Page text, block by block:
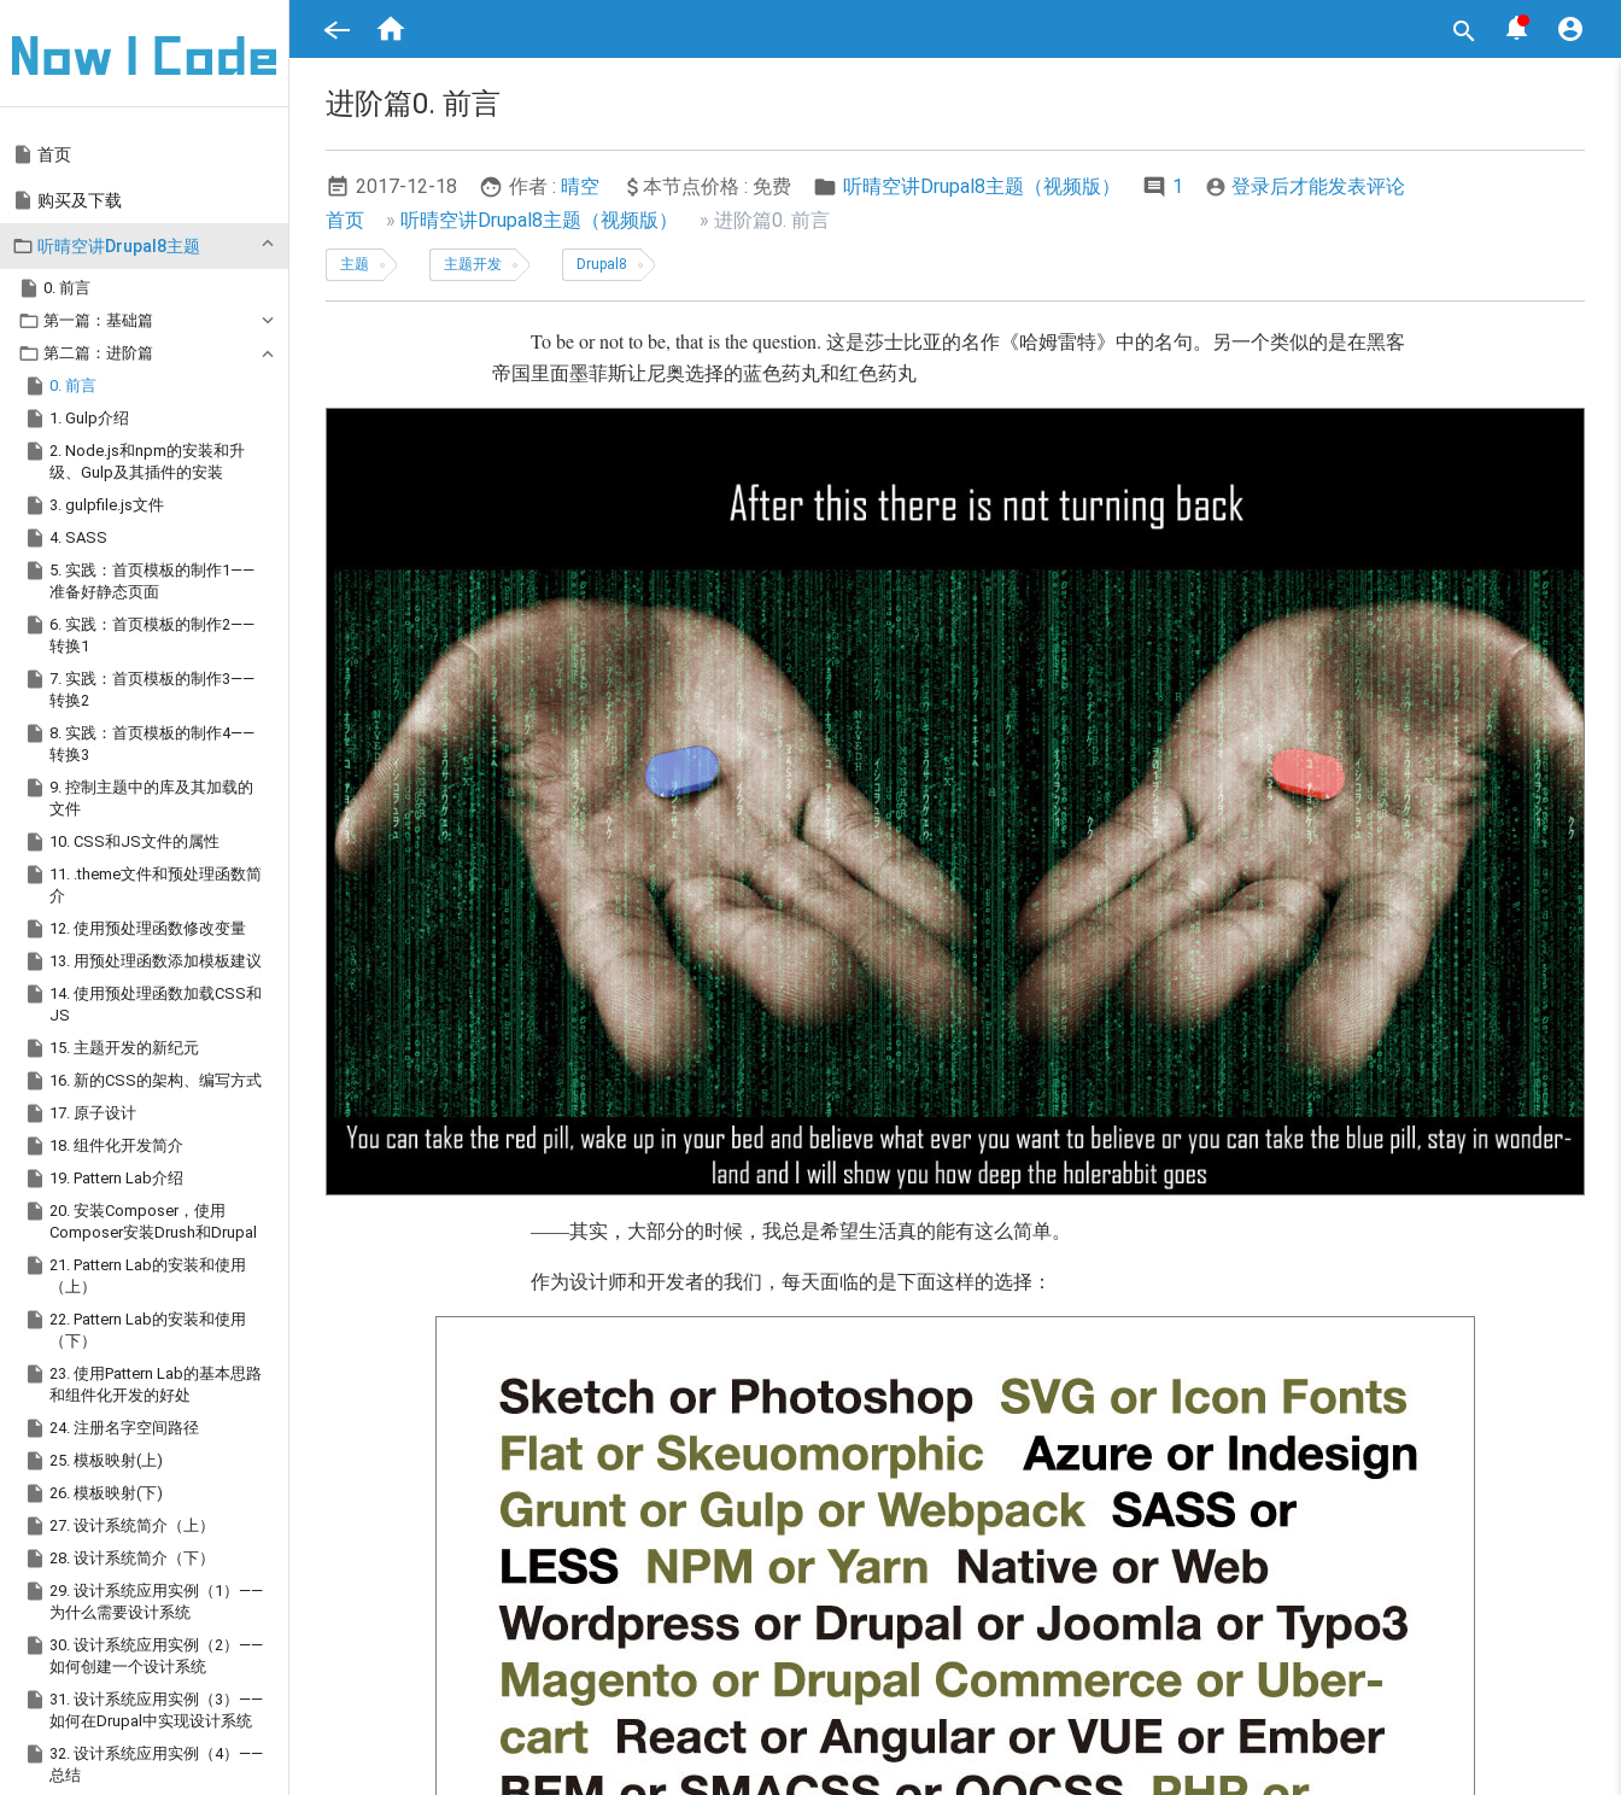
内
 


Main
navigation
 首页
 购买及下载
 听晴空讲Drupal8主题
 0. 前言
 第一篇：基础篇
 第二篇：进阶篇
 0. 前言
 1. Gulp介绍
 2. Node.js和npm的安装和升
级、Gulp及其插件的安装
 3. gulpfile.js文件
 4. SASS
 5. 实践：首页模板的制作1——
准备好静态页面
 6. 实践：首页模板的制作2——
转换1
 7. 实践：首页模板的制作3——
转换2
 8. 实践：首页模板的制作4——
转换3
 9. 控制主题中的库及其加载的
文件
 10. CSS和JS文件的属性
 11. .theme文件和预处理函数简
介
 12. 使用预处理函数修改变量
 13. 用预处理函数添加模板建议
 14. 使用预处理函数加载CSS和
JS
 15. 主题开发的新纪元
 16. 新的CSS的架构、编写方式
 17. 原子设计
 18. 组件化开发简介
 19. Pattern Lab介绍
 20. 安装Composer，使用
Composer安装Drush和Drupal
 21. Pattern Lab的安装和使用
（上）
 22. Pattern Lab的安装和使用
（下）
 23. 使用Pattern Lab的基本思路
和组件化开发的好处
 24. 注册名字空间路径
 25. 模板映射(上)
 26. 模板映射(下)
 27. 设计系统简介（上）
 28. 设计系统简介（下）
 29. 设计系统应用实例（1）——
为什么需要设计系统
 30. 设计系统应用实例（2）——
如何创建一个设计系统
 31. 设计系统应用实例（3）——
如何在Drupal中实现设计系统
 32. 设计系统应用实例（4）——
总结
进阶篇0. 前言
2017-12-18 作者 : 晴空 本节点价格 : 免费 听晴空讲Drupal8主题（视频版） 1  登录后才能发表评论
面
包
屑
首页 听晴空讲Drupal8主题（视频版） 进阶篇0. 前言
主题 主题开发 Drupal8
To be or not to be, that is the question. 这是莎士比亚的名作《哈姆雷特》中的名句。另一个类似的是在黑客
帝国里面墨菲斯让尼奥选择的蓝色药丸和红色药丸
——其实，大部分的时候，我总是希望生活真的能有这么简单。
作为设计师和开发者的我们，每天面临的是下面这样的选择：